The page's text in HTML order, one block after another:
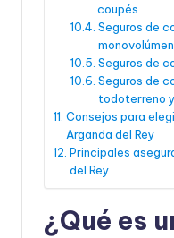
coupés
Seguros de
Seguros de
Seguros de
todoterreno
Consejos para
Arganda del Rey
Principales
del Rey
¿Qué es